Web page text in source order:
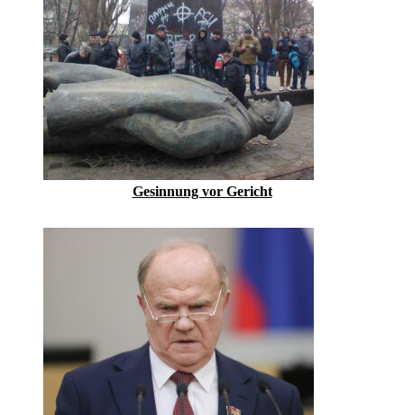
Gesinnung vor Gericht